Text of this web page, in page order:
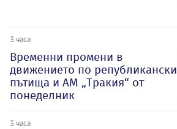
3 часа
Временни промени в
движението по републикански
пътища и АМ „Тракия“ от
понеделник
3 часа